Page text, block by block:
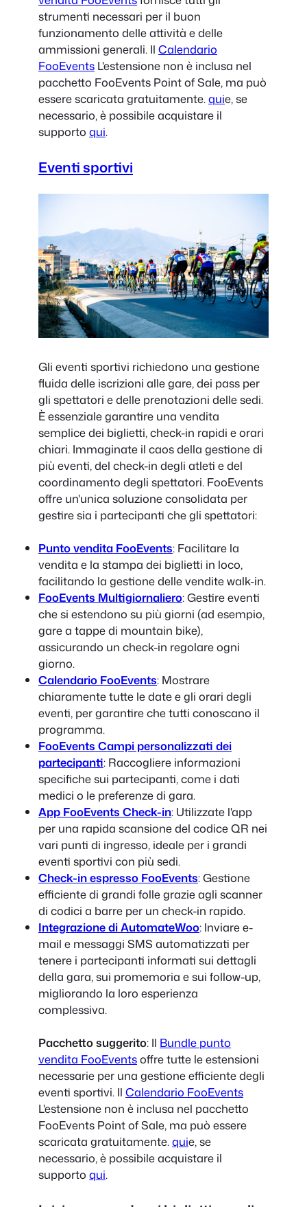
strumenti necessari per il buon
funzionamento delle attività e delle
ammissioni generali. Il Calendario
FooEvents L'estensione non è inclusa nel
pacchetto FooEvents Point of Sale, ma può
essere scaricata gratuitamente.quie, se
necessario, è possibile acquistare il
supporto qui.
Eventi sportivi
Gli eventi sportivi richiedono una gestione
fluida delle iscrizioni alle gare, dei pass per
gli spettatori e delle prenotazioni delle sedi.
È essenziale garantire una vendita
semplice dei biglietti, check-in rapidi e orari
chiari. Immaginate il caos della gestione di
più eventi, del check-in degli atleti e del
coordinamento degli spettatori. FooEvents
offre un'unica soluzione consolidata per
gestire sia i partecipanti che gli spettatori:
Punto vendita FooEvents: Facilitare la
vendita e la stampa dei biglietti in loco,
facilitando la gestione delle vendite walk-in.
FooEvents Multigiornaliero: Gestire eventi
che si estendono su più giorni (ad esempio,
gare a tappe di mountain bike),
assicurando un check-in regolare ogni
giorno.
Calendario FooEvents: Mostrare
chiaramente tutte le date e gli orari degli
eventi, per garantire che tutti conoscano il
programma.
FooEvents Campi personalizzati dei
partecipanti: Raccogliere informazioni
specifiche sui partecipanti, come i dati
medici o le preferenze di gara.
App FooEvents Check-in: Utilizzate l'app
per una rapida scansione del codice QR nei
vari punti di ingresso, ideale per i grandi
eventi sportivi con più sedi.
Check-in espresso FooEvents: Gestione
efficiente di grandi folle grazie agli scanner
di codici a barre per un check-in rapido.
Integrazione di AutomateWoo: Inviare e-
mail e messaggi SMS automatizzati per
tenere i partecipanti informati sui dettagli
della gara, sui promemoria e sui follow-up,
migliorando la loro esperienza
complessiva.
Pacchetto suggerito: Il Bundle punto
vendita FooEventsoffre tutte le estensioni
necessarie per una gestione efficiente degli
eventi sportivi. Il Calendario FooEvents
L'estensione non è inclusa nel pacchetto
FooEvents Point of Sale, ma può essere
scaricata gratuitamente.quie, se
necessario, è possibile acquistare il
supporto qui.